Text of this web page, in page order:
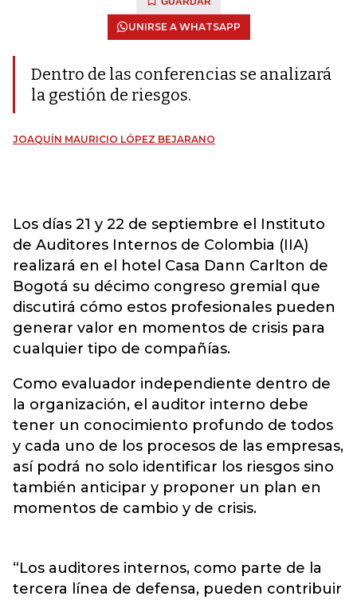
UNIRSE A WHATSAPP
Dentro de las conferencias se analizará
la gestión de riesgos.
JOAQUÍN MAURICIO LÓPEZ BEJARANO
Los días 21 y 22 de septiembre el Instituto
de Auditores Internos de Colombia (IIA)
realizará en el hotel Casa Dann Carlton de
Bogotá su décimo congreso gremial que
discutirá cómo estos profesionales pueden
generar valor en momentos de crisis para
cualquier tipo de compañías.
Como evaluador independiente dentro de
la organización, el auditor interno debe
tener un conocimiento profundo de todos
y cada uno de los procesos de las empresas,
así podrá no solo identificar los riesgos sino
también anticipar y proponer un plan en
momentos de cambio y de crisis.
“Los auditores internos, como parte de la
tercera línea de defensa, pueden contribuir